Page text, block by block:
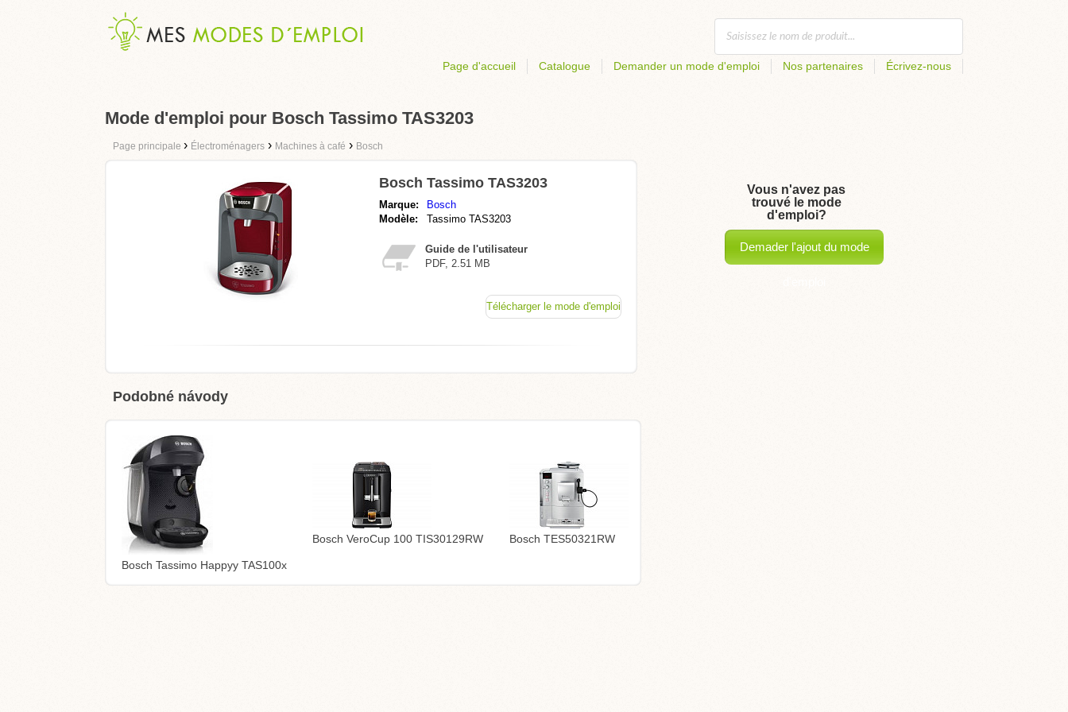
Page d'accueil Catalogue Demander un mode d'emploi Nos partenaires Écrivez-nous
Mode d'emploi pour Bosch Tassimo TAS3203
Page principale › Électroménagers › Machines à café › Bosch
Bosch Tassimo TAS3203
Marque:
Bosch
Modèle:
Tassimo TAS3203
Guide de l'utilisateur
PDF, 2.51 MB
Télécharger le mode d'emploi
Podobné návody
Bosch Tassimo Happyy TAS100x
Bosch VeroCup 100 TIS30129RW Bosch TES50321RW
Vous n'avez pas
trouvé le mode
d'emploi?
Demader l'ajout du mode